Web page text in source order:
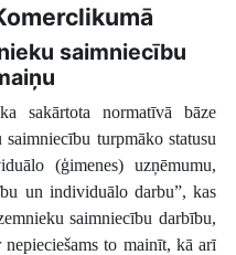
saimniecību
sakārtota normatīvā bāze
turpmāko statusu
(ģimenes) uzņēmumu,
un individuālo darbu”, kas
saimniecību darbību,
to mainīt, kā arī